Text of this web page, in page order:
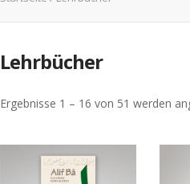
Lehrbücher
Ergebnisse 1 – 16 von 51 werden